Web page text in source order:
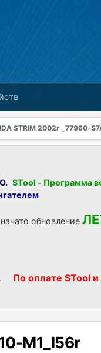
STRIM 2002г _77960-
STool - Программа
обновление
По оплате STool
M1_l56r